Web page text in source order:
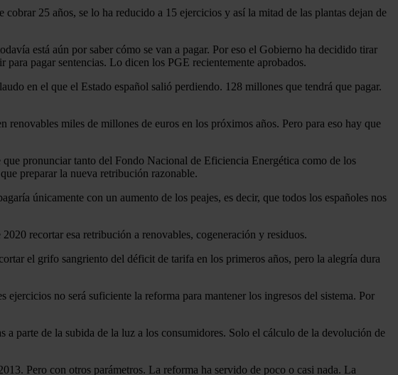
25 años, se lo ha reducido a 15 ejercicios y así la mitad de las plantas dejan de
está aún por saber cómo se van a pagar. Por eso el Gobierno ha decidido tirar
pagar sentencias. Lo dicen los PGE recientemente aprobados.
en el que el Estado español salió perdiendo. 128 millones que tendrá que pagar.
miles de millones de euros en los próximos años. Pero para eso hay que
pronunciar tanto del Fondo Nacional de Eficiencia Energética como de los
preparar la nueva retribución razonable.
únicamente con un aumento de los peajes, es decir, que todos los españoles nos
recortar esa retribución a renovables, cogeneración y residuos.
el grifo sangriento del déficit de tarifa en los primeros años, pero la alegría dura
no será suficiente la reforma para mantener los ingresos del sistema. Por
a parte de la subida de la luz a los consumidores. Solo el cálculo de la devolución de
Pero con otros parámetros. La reforma ha servido de poco o casi nada. La